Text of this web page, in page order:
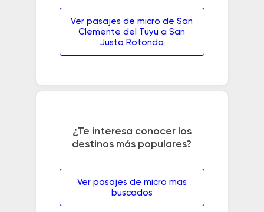
Ver pasajes de micro de San
Clemente del Tuyu a San
Justo Rotonda
¿Te interesa conocer los
destinos más populares?
Ver pasajes de micro mas
buscados